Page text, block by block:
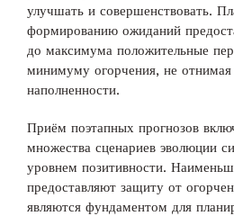
улучшать и совершенствовать.
формированию ожиданий
до максимума положительные
минимуму огорчения, не
наполненности.
Приём поэтапных прогнозов
множества сценариев эволюции
уровнем позитивности.
предоставляют защиту от
являются фундаментом для